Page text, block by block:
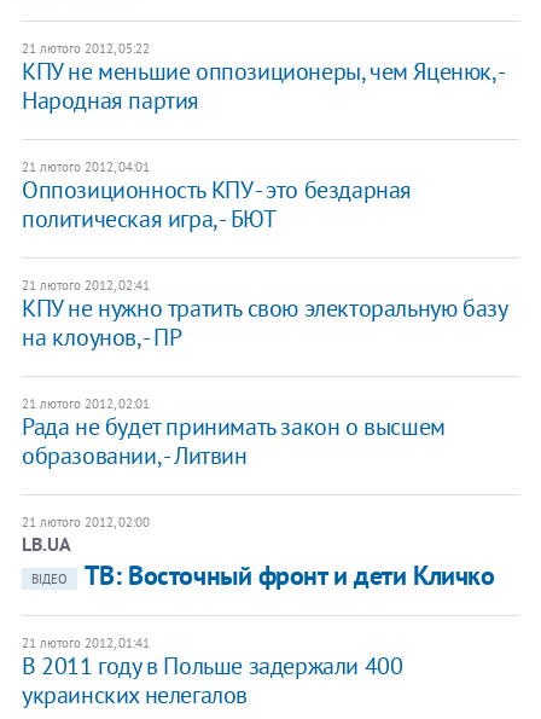
21 лютого 2012, 05:22
КПУ не меньшие оппозиционеры, чем Яценюк, -
Народная партия
21 лютого 2012, 04:01
Оппозиционность КПУ - это бездарная
политическая игра, - БЮТ
21 лютого 2012, 02:41
КПУ не нужно тратить свою электоральную базу
на клоунов, - ПР
21 лютого 2012, 02:01
Рада не будет принимать закон о высшем
образовании, - Литвин
21 лютого 2012, 02:00
LB.UA
ВІДЕО ТВ: Восточный фронт и дети Кличко
21 лютого 2012, 01:41
В 2011 году в Польше задержали 400
украинских нелегалов